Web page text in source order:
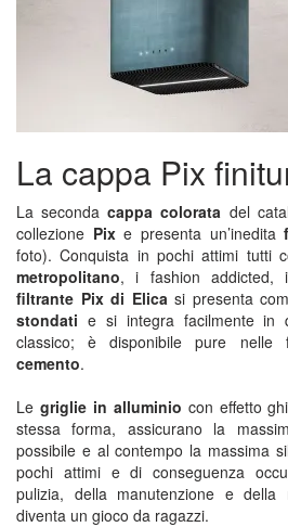
La cappa Pix
La secondacappa colorata del
collezione Pixe presenta un’inedita
foto). Conquista in pochi attimi tutti
metropolitano, i fashion addicted,
filtrante Pix di Elicasi presenta
stondati e si integra facilmente in
classico; è disponibile pure nelle
cemento.
Le griglie in alluminio con effetto
stessa forma, assicurano la
possibile e al contempo la massima
pochi attimi e di conseguenza
pulizia, della manutenzione e
diventa un gioco da ragazzi.